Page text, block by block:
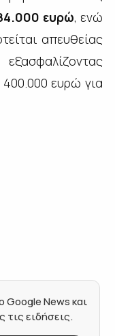
ευρώ, ενώ
απευθείας
ευρώ για
Google News και
τις ειδήσεις.